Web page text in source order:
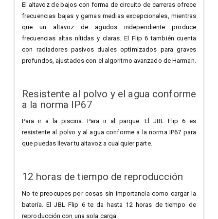
El altavoz de bajos con forma de circuito de carreras ofrece
frecuencias bajas y gamas medias excepcionales, mientras
que un altavoz de agudos independiente produce
frecuencias altas nítidas y claras. El Flip 6 también cuenta
con radiadores pasivos duales optimizados para graves
profundos, ajustados con el algoritmo avanzado de Harman.
Resistente al polvo y el agua conforme
a la norma IP67
Para ir a la piscina. Para ir al parque. El JBL Flip 6 es
resistente al polvo y al agua conforme a la norma IP67 para
que puedas llevar tu altavoz a cualquier parte.
12 horas de tiempo de reproducción
No te preocupes por cosas sin importancia como cargar la
batería. El JBL Flip 6 te da hasta 12 horas de tiempo de
reproducción con una sola carga.